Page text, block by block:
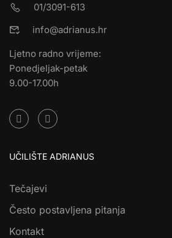
01/3091-613
info@adrianus.hr
Ljetno radno vrijeme:
Ponedjeljak-petak
9.00-17.00h
UČILIŠTE ADRIANUS
Tečajevi
Često postavljena pitanja
Kontakt